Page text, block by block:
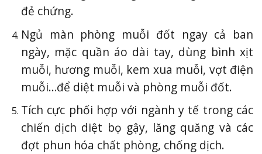
đẻ chứng.
Ngủ màn phòng muỗi đốt ngay cả ban
ngày, mặc quần áo dài tay, dùng bình xịt
muỗi, hương muỗi, kem xua muỗi, vợt điện
muỗi…để diệt muỗi và phòng muỗi đốt.
Tích cực phối hợp với ngành y tế trong các
chiến dịch diệt bọ gậy, lăng quăng và các
đợt phun hóa chất phòng, chống dịch.